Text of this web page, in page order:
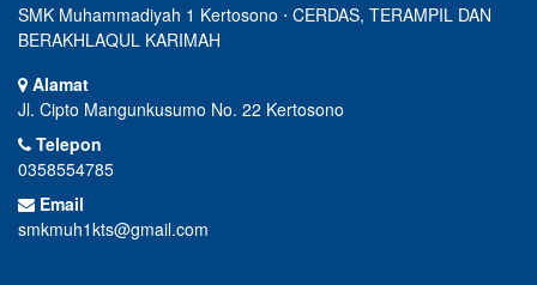
SMK Muhammadiyah 1 Kertosono ⋅ CERDAS, TERAMPIL DAN
BERAKHLAQUL KARIMAH
Alamat
Jl. Cipto Mangunkusumo No. 22 Kertosono
Telepon
0358554785
Email
smkmuh1kts@gmail.com